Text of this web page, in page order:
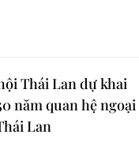
Thái Lan dự khai
năm quan hệ ngoại
Lan